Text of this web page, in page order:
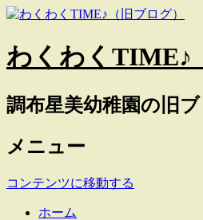
わくわくTIME♪
調布星美幼稚園の旧
メニュー
コンテンツに移動する
ホーム